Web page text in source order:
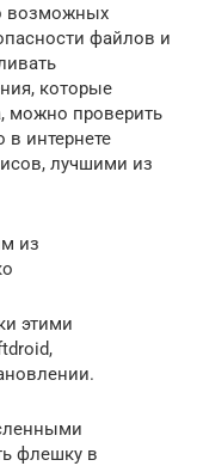
возможных
файлов и
которые
можно проверить
интернете
лучшими из
из
этими
флешку в